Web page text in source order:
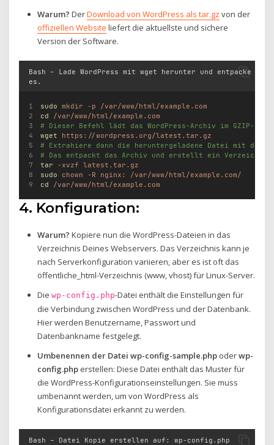
Warum? DerDownload von WordPress als tar.gz von der
offiziellen Website liefert die aktuellste und sichere
Version der Software.
Bash – Lade WordPress mit wget herunter und entpacke
es.
sudo mkdir -p /var/www/html/example.com
cd /var/www/html/example.com
# Dieser Befehl lädt das WordPress-Archiv im GZIP-
wget https://wordpress.org/latest.tar.gz
# Extrahiere dann die heruntergeladene Datei mit dem
# Das entpackt das Archiv und erstellt ein Verzeichnis
tar -xvzf latest.tar.gz
sudo chown -R nginx:
/var/www/html/example.com/
cd /var/www/html/example.com
4. Konfiguration:
Warum? Kopiere nun die WordPress-Dateien in das
Verzeichnis Deines Webservers. Das Verzeichnis kann je
nach Serverkonfiguration variieren, aber es ist oft das
öffentliche_html-Verzeichnis (www, vhost) für Linux-Server.
Die wp-config.php-Datei enthält die Einstellungen für
die Verbindung zwischen WordPress und der Datenbank.
Hier werden Benutzername, Passwort und
Datenbankname festgelegt.
Umbenennen der Datei wp-config-sample.phpoderwp-
config.phperstellen: Diese Datei enthält das Muster für
die WordPress-Konfigurationseinstellungen. Sie muss
umbenannt werden, um von WordPress als
Konfigurationsdatei erkannt zu werden.
Bash – Datei Kopie erstellen auf: wp-config.php